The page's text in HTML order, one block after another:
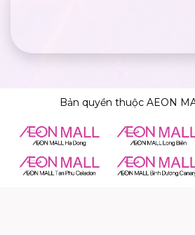
Bản quyền thuộc AEON